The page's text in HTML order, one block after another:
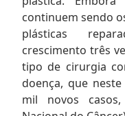
continuem sendo
plásticas
crescimento três
tipo de cirurgia
doença, que
mil novos